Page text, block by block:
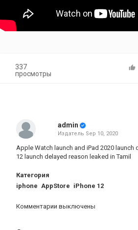
337
просмотры
admin
Издатель Sep 10, 2020
Apple Watch launch and iPad 2020 launch
12 launch delayed reason leaked in Tamil
Категория
iphone AppStore iPhone 12
Комментарии выключены